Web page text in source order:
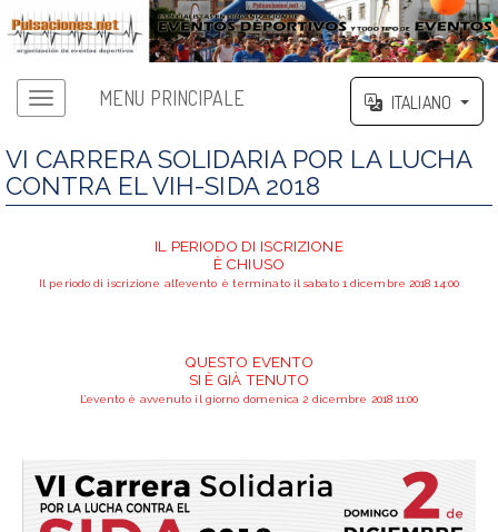
MENU PRINCIPALE ITALIANO
VI CARRERA SOLIDARIA POR LA LUCHA
CONTRA EL VIH-SIDA 2018
IL PERIODO DI ISCRIZIONE
È CHIUSO
Il periodo di iscrizione all’evento è terminato il sabato 1 dicembre 2018 14:00
QUESTO EVENTO
SI È GIÀ TENUTO
L’evento è avvenuto il giorno domenica 2 dicembre 2018 11:00